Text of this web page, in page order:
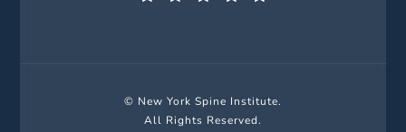
© New York Spine Institute.
All Rights Reserved.